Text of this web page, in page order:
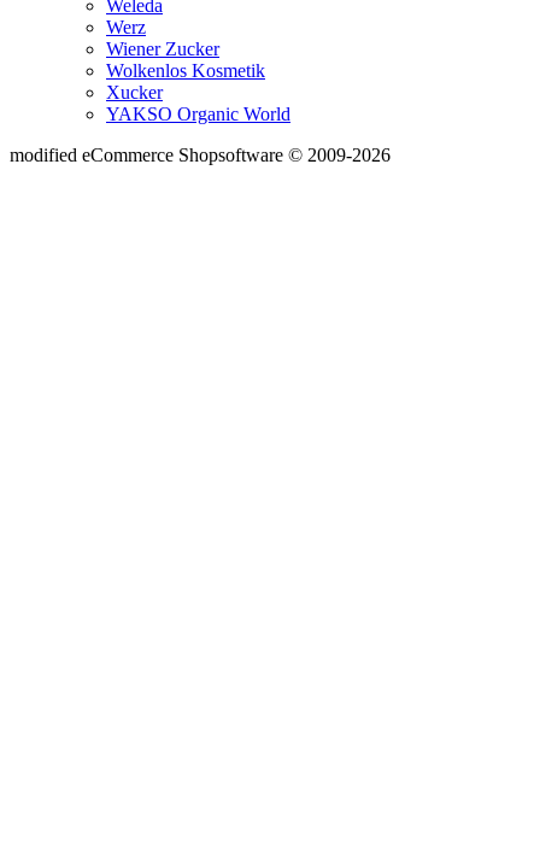
Weleda
Werz
Wiener Zucker
Wolkenlos Kosmetik
Xucker
YAKSO Organic World
modified eCommerce Shopsoftware © 2009-2026